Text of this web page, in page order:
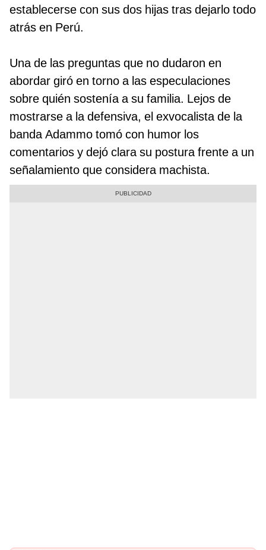
establecerse con sus dos hijas tras dejarlo todo
atrás en Perú.
Una de las preguntas que no dudaron en
abordar giró en torno a las especulaciones
sobre quién sostenía a su familia. Lejos de
mostrarse a la defensiva, el exvocalista de la
banda Adammo tomó con humor los
comentarios y dejó clara su postura frente a un
señalamiento que considera machista.